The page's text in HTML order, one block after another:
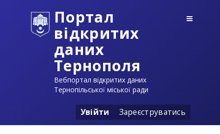
Портал
відкритих
даних
Тернополя
Вебпортал відкритих даних
Тернопільської міської ради
Увійти Зареєструватись